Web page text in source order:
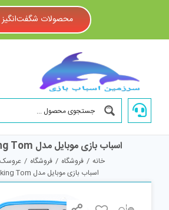
محصولات شگفت‌انگیز
اسباب بازی موبایل مدل Last talking Tom
خانه / فروشگاه / فروشگاه / عروسک
اسباب بازی موبایل مدل Last talking Tom